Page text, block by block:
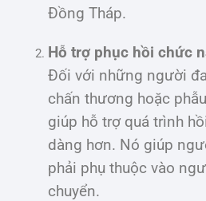
Đồng Tháp.
Hỗ trợ phục hồi chức
Đối với những người
chấn thương hoặc
giúp hỗ trợ quá trình
dàng hơn. Nó giúp
phải phụ thuộc vào
chuyển.